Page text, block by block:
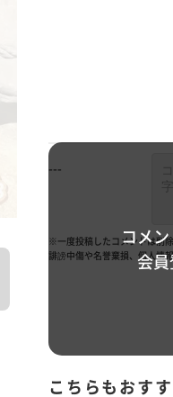
コメ
会
---
※一度投稿したコメントは削
誹謗中傷や名誉棄損、個人情
こちらもおす